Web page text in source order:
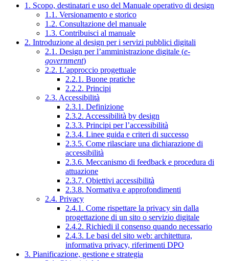
1. Scopo, destinatari e uso del Manuale operativo di design
1.1. Versionamento e storico
1.2. Consultazione del manuale
1.3. Contribuisci al manuale
2. Introduzione al design per i servizi pubblici digitali
2.1. Design per l’amministrazione digitale (e-
government)
2.2. L’approccio progettuale
2.2.1. Buone pratiche
2.2.2. Principi
2.3. Accessibilità
2.3.1. Definizione
2.3.2. Accessibilità by design
2.3.3. Principi per l’accessibilità
2.3.4. Linee guida e criteri di successo
2.3.5. Come rilasciare una dichiarazione di
accessibilità
2.3.6. Meccanismo di feedback e procedura di
attuazione
2.3.7. Obiettivi accessibilità
2.3.8. Normativa e approfondimenti
2.4. Privacy
2.4.1. Come rispettare la privacy sin dalla
progettazione di un sito o servizio digitale
2.4.2. Richiedi il consenso quando necessario
2.4.3. Le basi del sito web: architettura,
informativa privacy, riferimenti DPO
3. Pianificazione, gestione e strategia